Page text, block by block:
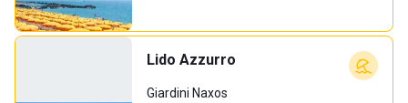
Lido Azzurro
Giardini Naxos